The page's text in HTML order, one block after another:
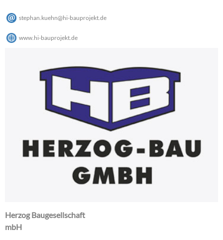
stephan.kuehn@hi-bauprojekt de
www.hi-bauprojekt.de
Herzog Baugesellschaft
mbH